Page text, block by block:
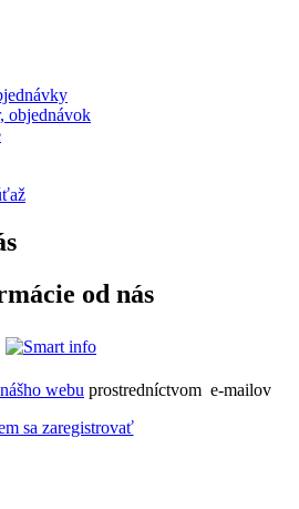
objednávok
od nás
webu prostredníctvom e-mailov
sa zaregistrovať